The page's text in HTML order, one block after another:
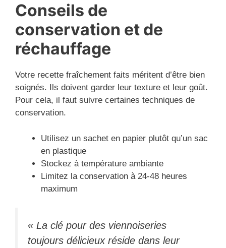
Conseils de
conservation et de
réchauffage
Votre recette fraîchement faits méritent d’être bien
soignés. Ils doivent garder leur texture et leur goût.
Pour cela, il faut suivre certaines techniques de
conservation.
Utilisez un sachet en papier plutôt qu’un sac
en plastique
Stockez à température ambiante
Limitez la conservation à 24-48 heures
maximum
« La clé pour des viennoiseries
toujours délicieux réside dans leur